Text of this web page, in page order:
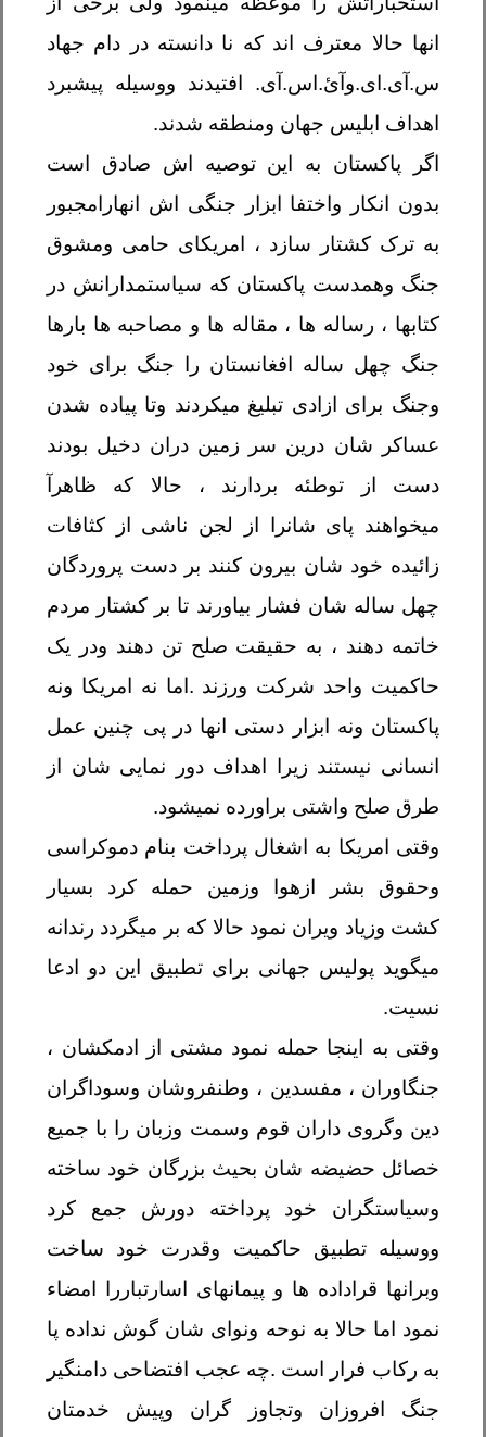
انها حالا معترف اند که نا دانسته در دام جهاد
س.آی.ای.وآئ.اس.آی. افتیدند ووسیله پیشبرد
اهداف ابلیس جهان ومنطقه شدند.
اگر پاکستان به این توصیه اش صادق است
بدون انکار واختفا ابزار جنگی اش انهارامجبور
به ترک کشتار سازد ، امریکای حامی ومشوق
جنگ وهمدست پاکستان که سیاستمدارانش در
کتابها ، رساله ها ، مقاله ها و مصاحبه ها بارها
جنگ چهل ساله افغانستان را جنگ برای خود
وجنگ برای ازادی تبلیغ میکردند وتا پیاده شدن
عساکر شان درین سر زمین دران دخیل بودند
دست از توطئه بردارند ، حالا که ظاهرآ
میخواهند پای شانرا از لجن ناشی از کثافات
زائیده خود شان بیرون کنند بر دست پروردگان
چهل ساله شان فشار بیاورند تا بر کشتار مردم
خاتمه دهند ، به حقیقت صلح تن دهند ودر یک
حاکمیت واحد شرکت ورزند .اما نه امریکا ونه
پاکستان ونه ابزار دستی انها در پی چنین عمل
انسانی نیستند زیرا اهداف دور نمایی شان از
طرق صلح واشتی براورده نمیشود.
وقتی امریکا به اشغال پرداخت بنام دموکراسی
وحقوق بشر ازهوا وزمین حمله کرد بسیار
کشت وزیاد ویران نمود حالا که بر میگردد رندانه
میگوید پولیس جهانی برای تطبیق این دو ادعا
نسیت.
وقتی به اینجا حمله نمود مشتی از ادمکشان ،
جنگاوران ، مفسدین ، وطنفروشان وسوداگران
دین وگروی داران قوم وسمت وزبان را با جمیع
خصائل حضیضه شان بحیث بزرگان خود ساخته
وسیاستگران خود پرداخته دورش جمع کرد
ووسیله تطبیق حاکمیت وقدرت خود ساخت
وبرانها قراداده ها و پیمانهای اسارتباررا امضاء
نمود اما حالا به نوحه ونوای شان گوش نداده پا
به رکاب فرار است .چه عجب افتضاحی دامنگیر
جنگ افروزان وتجاوز گران وپیش خدمتان